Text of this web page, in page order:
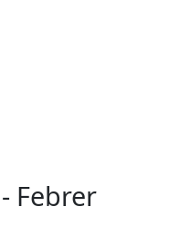
Febrer